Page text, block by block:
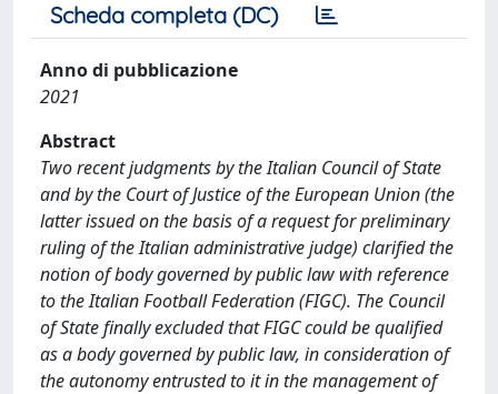
Scheda completa (DC)
Anno di pubblicazione
2021
Abstract
Two recent judgments by the Italian Council of State
and by the Court of Justice of the European Union (the
latter issued on the basis of a request for preliminary
ruling of the Italian administrative judge) clarified the
notion of body governed by public law with reference
to the Italian Football Federation (FIGC). The Council
of State finally excluded that FIGC could be qualified
as a body governed by public law, in consideration of
the autonomy entrusted to it in the management of